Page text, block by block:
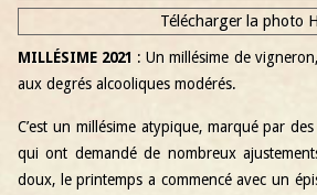
Télécharger la photo
MILLÉSIME 2021 : Un millésime de
aux degrés alcooliques modérés.
C’est un millésime atypique, marqué par
qui ont demandé de nombreux
doux, le printemps a commencé avec un